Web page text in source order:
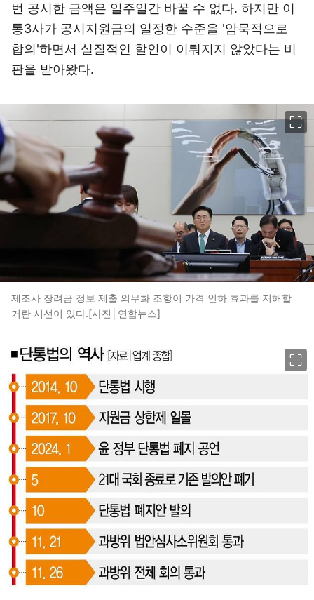
번 공시한 금액은 일주일간 바꿀 수 없다. 하지만 이
통3사가 공시지원금의 일정한 수준을 '암묵적으로
합의'하면서 실질적인 할인이 이뤄지지 않았다는 비
판을 받아왔다.
제조사 장려금 정보 제출 의무화 조항이 가격 인하 효과를 저해할
거란 시선이 있다.[사진│연합뉴스]